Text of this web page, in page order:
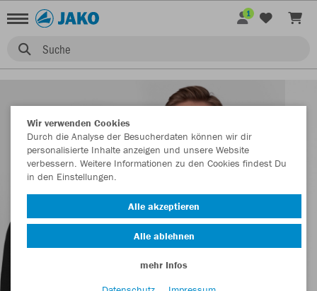
Suche
1
Wir verwenden Cookies
Durch die Analyse der Besucherdaten können wir dir
personalisierte Inhalte anzeigen und unsere Website
verbessern. Weitere Informationen zu den Cookies findest Du
in den Einstellungen.
Alle akzeptieren
Alle ablehnen
mehr Infos